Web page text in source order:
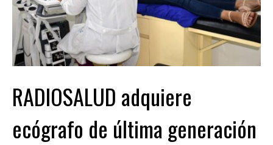
RADIOSALUD adquiere
ecógrafo de última generación